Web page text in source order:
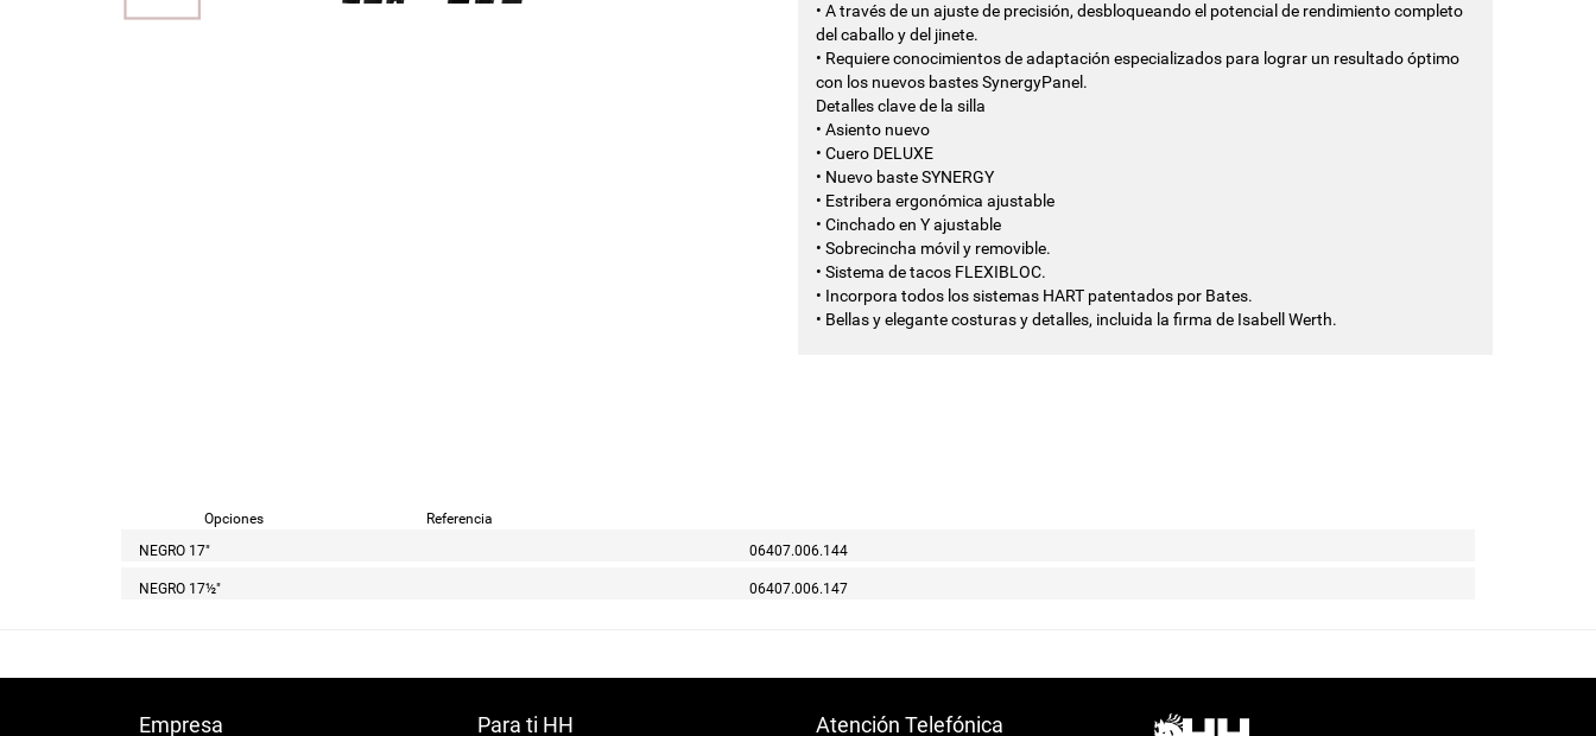
• A través de un ajuste de precisión, desbloqueando el potencial de rendimiento completo
del caballo y del jinete.
• Requiere conocimientos de adaptación especializados para lograr un resultado óptimo
con los nuevos bastes SynergyPanel.
Detalles clave de la silla
• Asiento nuevo
• Cuero DELUXE
• Nuevo baste SYNERGY
• Estribera ergonómica ajustable
• Cinchado en Y ajustable
• Sobrecincha móvil y removible.
• Sistema de tacos FLEXIBLOC.
• Incorpora todos los sistemas HART patentados por Bates.
• Bellas y elegante costuras y detalles, incluida la firma de Isabell Werth.
Opciones
Referencia
NEGRO 17"
06407.006.144
NEGRO 17½" 06407.006.147
Empresa Para ti HH Atención Telefónica